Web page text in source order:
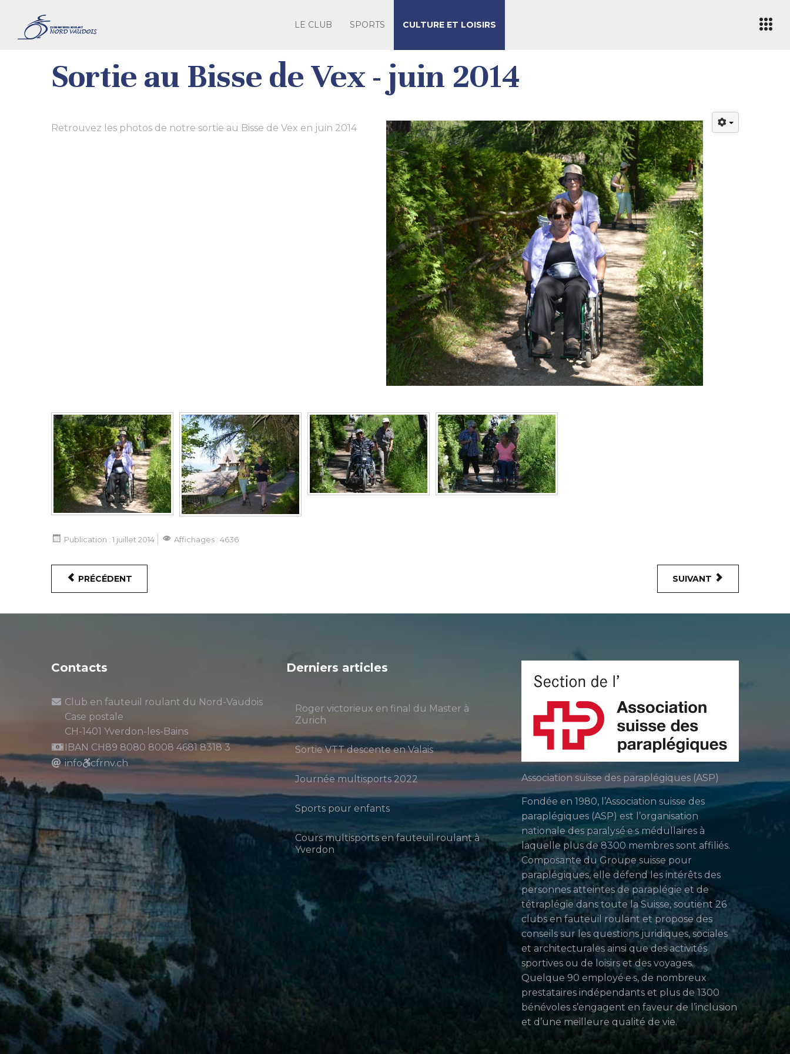
LE CLUB SPORTS CULTURE ET LOISIRS
Sortie au Bisse de Vex - juin 2014
Retrouvez les photos de notre sortie au Bisse de Vex en juin 2014
Publication : 1 juillet 2014 Affichages : 4636
PRÉCÉDENT SUIVANT
Contacts
Club en fauteuil roulant du Nord-Vaudois
Case postale
CH-1401 Yverdon-les-Bains
IBAN CH89 8080 8008 4681 8318 3
info
cfrnv.ch
Derniers articles
Roger victorieux en final du Master à
Zurich
Sortie VTT descente en Valais
Journée multisports 2022
Sports pour enfants
Cours multisports en fauteuil roulant à
Yverdon
Association suisse des paraplégiques (ASP)
Fondée en 1980, l’Association suisse des
paraplégiques (ASP) est l’organisation
nationale des paralysé·e·s médullaires à
laquelle plus de 8300 membres sont affiliés.
Composante du Groupe suisse pour
paraplégiques, elle défend les intérêts des
personnes atteintes de paraplégie et de
tétraplégie dans toute la Suisse, soutient 26
clubs en fauteuil roulant et propose des
conseils sur les questions juridiques, sociales
et architecturales ainsi que des activités
sportives ou de loisirs et des voyages.
Quelque 90 employé·e·s, de nombreux
prestataires indépendants et plus de 1300
bénévoles s’engagent en faveur de l’inclusion
et d’une meilleure qualité de vie.